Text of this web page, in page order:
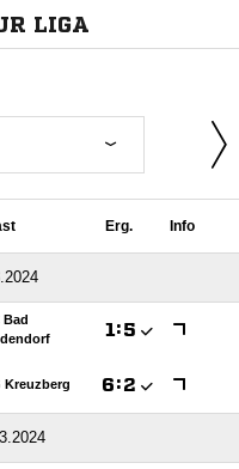
LIGA
Erg. Info
Bad
 :
Kreuzberg :